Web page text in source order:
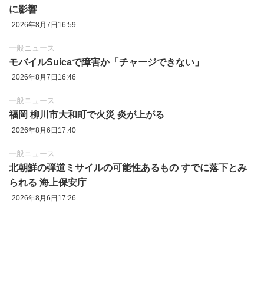
に影響
2026年8月7日16:59
一般ニュース
モバイルSuicaで障害か「チャージできない」
2026年8月7日16:46
一般ニュース
福岡 柳川市大和町で火災 炎が上がる
2026年8月6日17:40
一般ニュース
北朝鮮の弾道ミサイルの可能性あるもの すでに落下とみ
られる 海上保安庁
2026年8月6日17:26